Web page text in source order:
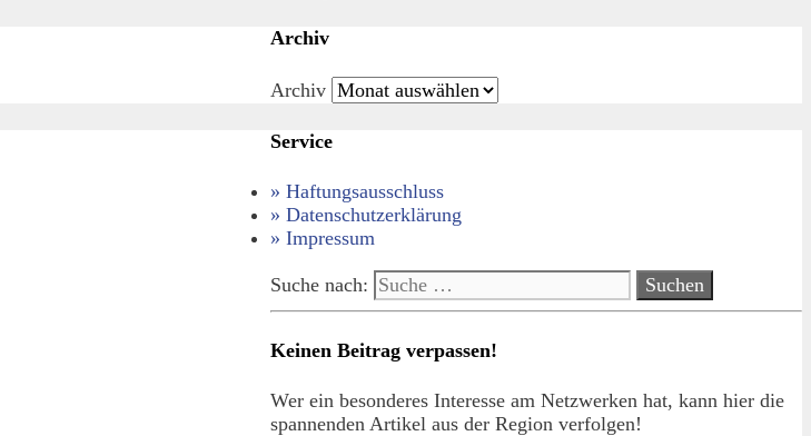
Archiv
Archiv
Service
» Haftungsausschluss
» Datenschutzerklärung
» Impressum
Suche nach:
Keinen Beitrag verpassen!
Wer ein besonderes Interesse am Netzwerken hat, kann hier die
spannenden Artikel aus der Region verfolgen!